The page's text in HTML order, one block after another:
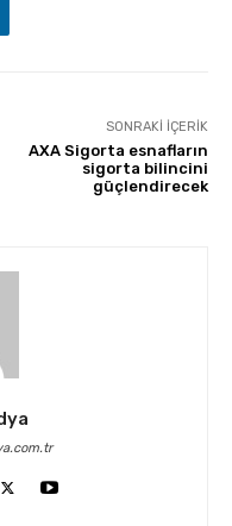
SONRAKI İÇERIK
AXA Sigorta esnafların
sigorta bilincini
güçlendirecek